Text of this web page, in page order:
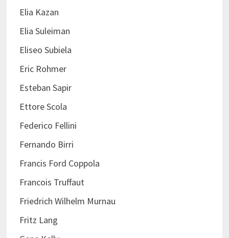
Elia Kazan
Elia Suleiman
Eliseo Subiela
Eric Rohmer
Esteban Sapir
Ettore Scola
Federico Fellini
Fernando Birri
Francis Ford Coppola
Francois Truffaut
Friedrich Wilhelm Murnau
Fritz Lang